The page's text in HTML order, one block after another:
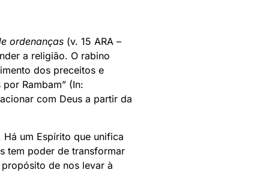
ordenanças (v. 15 ARA –
a religião. O rabino
dos preceitos e
Rambam” (In:
com Deus a partir da
um Espírito que unifica
tem poder de transformar
de nos levar à